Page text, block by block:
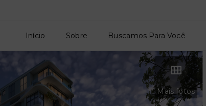
Início Sobre Buscamos Para Você
Mais fotos